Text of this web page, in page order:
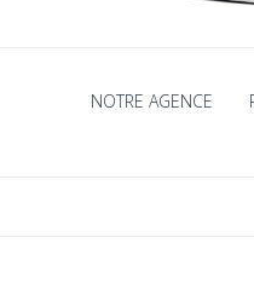
NOTRE AGENCE